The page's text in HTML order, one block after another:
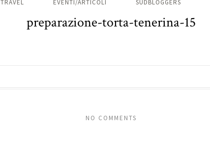
TRAVEL EVENTI/ARTICOLI SUDBLOGGERS
preparazione-torta-tenerina-15
NO COMMENTS